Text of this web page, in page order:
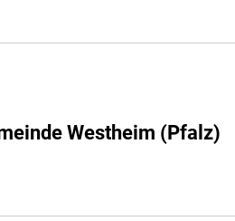
Westheim (Pfalz)